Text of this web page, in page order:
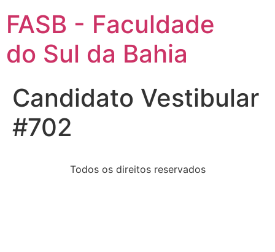
FASB - Faculdade
do Sul da Bahia
Candidato Vestibular
#702
Todos os direitos reservados